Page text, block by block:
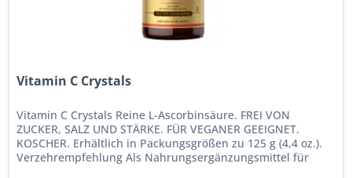
Vitamin C Crystals
Vitamin C Crystals Reine L-Ascorbinsäure. FREI VON
ZUCKER, SALZ UND STÄRKE. FÜR VEGANER GEEIGNET.
KOSCHER. Erhältlich in Packungsgrößen zu 125 g (4,4 oz.).
Verzehrempfehlung Als Nahrungsergänzungsmittel für